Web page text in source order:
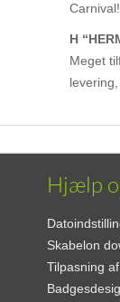
H
Meget
Hjælp
Skabelon
Tilpasning